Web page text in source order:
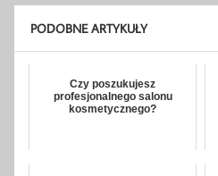
PODOBNE ARTYKUŁY
Czy poszukujesz
profesjonalnego salonu
kosmetycznego?